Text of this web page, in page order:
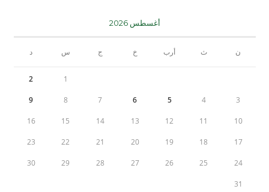
أغسطس 2026
ن ث أرب خ ج س د
1
2
3
4
5
6
7
8
9
10
11
12
13
14
15
16
17
18
19
20
21
22
23
24
25
26
27
28
29
30
31